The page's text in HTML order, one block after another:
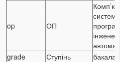
op ОП
системи та
програмна
інженерія в
grade
Ступінь
бакалавр